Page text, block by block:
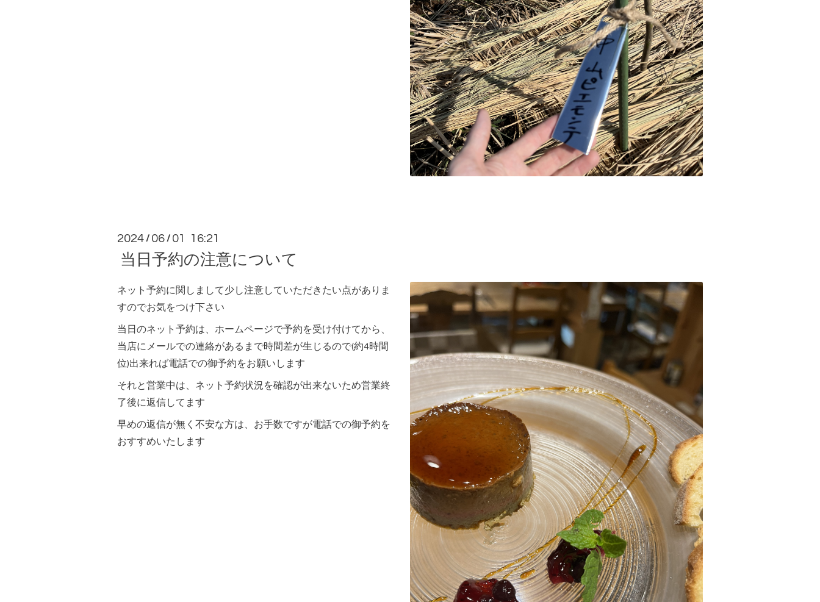
2024 / 06 / 01 16:21
当日予約の注意について
ネット予約に関しまして少し注意していただきたい点がありま
すのでお気をつけ下さい
当日のネット予約は、ホームページで予約を受け付けてから、
当店にメールでの連絡があるまで時間差が生じるので(約4時間
位)出来れば電話での御予約をお願いします
それと営業中は、ネット予約状況を確認が出来ないため営業終
了後に返信してます
早めの返信が無く不安な方は、お手数ですが電話での御予約を
おすすめいたします